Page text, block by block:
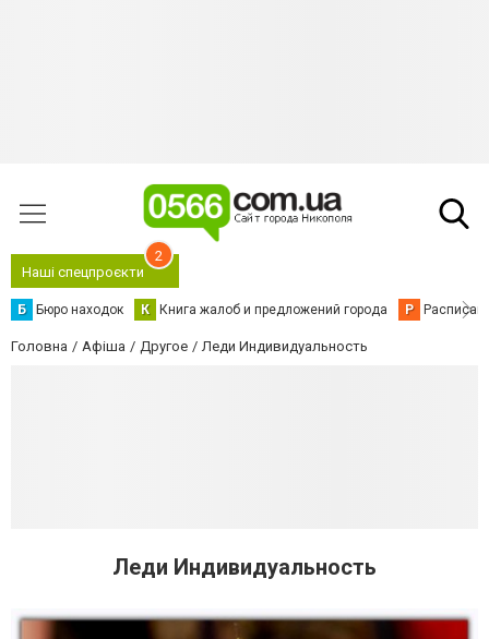
Наші спецпроєкти
2
Б Бюро находок К Книга жалоб и предложений города Р
Головна Афіша Другое Леди Индивидуальность
Леди Индивидуальность